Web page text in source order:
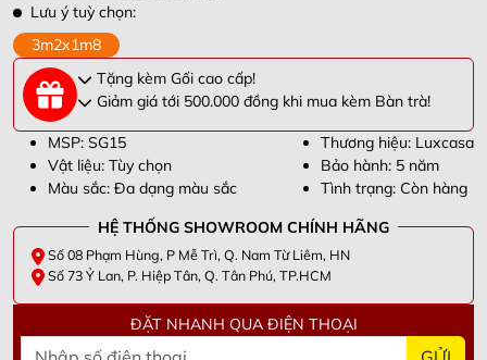
Lưu ý tuỳ chọn:
3m2x1m8
Tặng kèm Gối cao cấp!
Giảm giá tới 500.000 đồng khi mua kèm Bàn trà!
MSP: SG15
Vật liệu: Tùy chọn
Màu sắc: Đa dạng màu sắc
Thương hiệu: Luxcasa
Bảo hành: 5 năm
Tình trạng: Còn hàng
HỆ THỐNG SHOWROOM CHÍNH HÃNG
Số 08 Phạm Hùng, P Mễ Trì, Q. Nam Từ Liêm, HN
Số 73 Ỷ Lan, P. Hiệp Tân, Q. Tân Phú, TP.HCM
ĐẶT NHANH QUA ĐIỆN THOẠI